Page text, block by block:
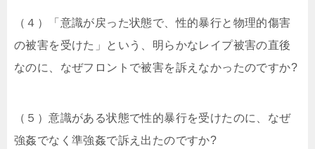
（４）「意識が戻った状態で、性的暴行と物理的傷害
の被害を受けた」という、明らかなレイプ被害の直後
なのに、なぜフロントで被害を訴えなかったのですか?
（５）意識がある状態で性的暴行を受けたのに、なぜ
強姦でなく準強姦で訴え出たのですか?